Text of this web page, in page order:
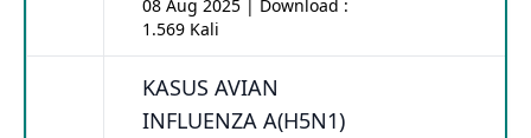
08 Aug 2025 | Download :
1.569 Kali
KASUS AVIAN
INFLUENZA A(H5N1)